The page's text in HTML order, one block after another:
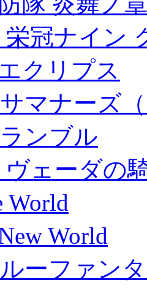
冠ナイン
クリプス
マナーズ
ンブル
ェーダの
World
World
ーファン